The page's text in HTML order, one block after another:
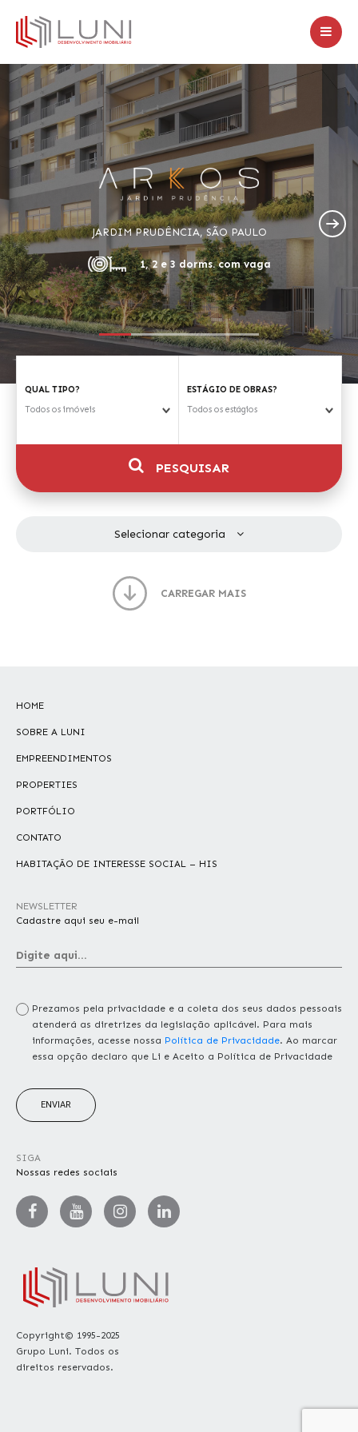
JARDIM PRUDÊNCIA, SÃO PAULO
1, 2 e 3 dorms. com vaga
QUAL TIPO?
Todos os imóveis
ESTÁGIO DE OBRAS?
Todos os estágios
PESQUISAR
Selecionar categoria
CARREGAR MAIS
Copyright© 1995-2025
Grupo Luni. Todos os
direitos reservados.
HOME
SOBRE A LUNI
EMPREENDIMENTOS
PROPERTIES
PORTFÓLIO
CONTATO
HABITAÇÃO DE INTERESSE SOCIAL – HIS
NEWSLETTER
Cadastre aqui seu e-mail
Prezamos pela privacidade e a coleta dos seus dados pessoais
atenderá as diretrizes da legislação aplicável. Para mais
informações, acesse nossa Política de Privacidade. Ao marcar
essa opção declaro que Li e Aceito a Política de Privacidade
ENVIAR
SIGA
Nossas redes sociais